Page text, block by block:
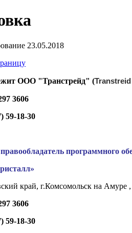
23.05.2018
ООО "Транстрейд" (Transtreid
3606
59-18-30
программного
край, г.Комсомольск на Амуре
3606
59-18-30